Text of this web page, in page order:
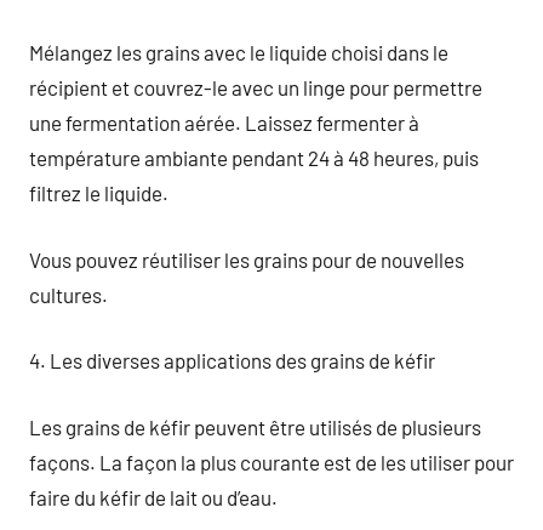
Mélangez les grains avec le liquide choisi dans le
récipient et couvrez-le avec un linge pour permettre
une fermentation aérée. Laissez fermenter à
température ambiante pendant 24 à 48 heures, puis
filtrez le liquide.
Vous pouvez réutiliser les grains pour de nouvelles
cultures.
4. Les diverses applications des grains de kéfir
Les grains de kéfir peuvent être utilisés de plusieurs
façons. La façon la plus courante est de les utiliser pour
faire du kéfir de lait ou d’eau.